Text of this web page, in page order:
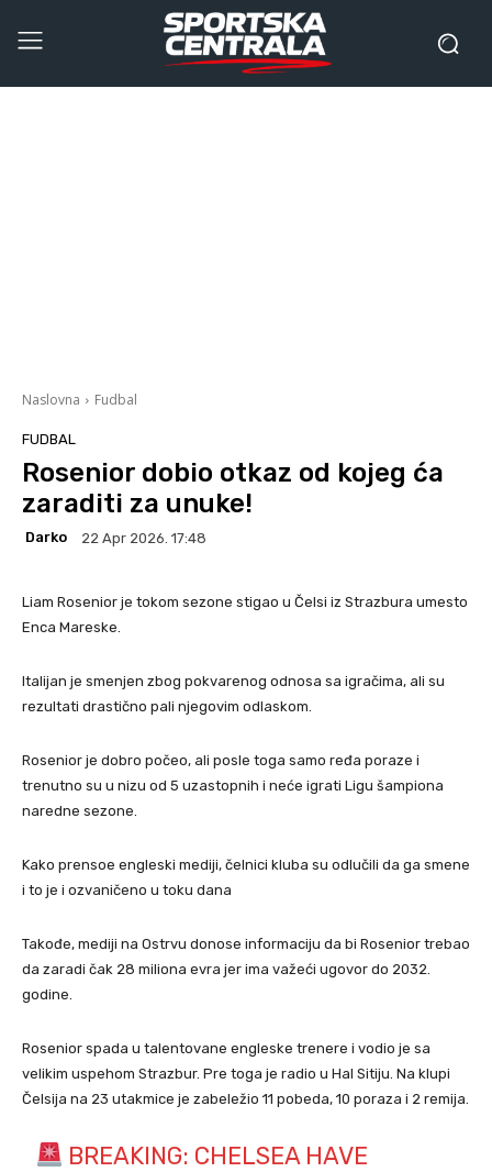
Naslovna Fudbal
FUDBAL
Rosenior dobio otkaz od kojeg ća
zaraditi za unuke!
Darko 22 Apr 2026. 17:48
Liam Rosenior je tokom sezone stigao u Čelsi iz Strazbura umesto
Enca Mareske.
Italijan je smenjen zbog pokvarenog odnosa sa igračima, ali su
rezultati drastično pali njegovim odlaskom.
Rosenior je dobro počeo, ali posle toga samo ređa poraze i
trenutno su u nizu od 5 uzastopnih i neće igrati Ligu šampiona
naredne sezone.
Kako prensoe engleski mediji, čelnici kluba su odlučili da ga smene
i to je i ozvaničeno u toku dana
Takođe, mediji na Ostrvu donose informaciju da bi Rosenior trebao
da zaradi čak 28 miliona evra jer ima važeći ugovor do 2032.
godine.
Rosenior spada u talentovane engleske trenere i vodio je sa
velikim uspehom Strazbur. Pre toga je radio u Hal Sitiju. Na klupi
Čelsija na 23 utakmice je zabeležio 11 pobeda, 10 poraza i 2 remija.
BREAKING: CHELSEA HAVE